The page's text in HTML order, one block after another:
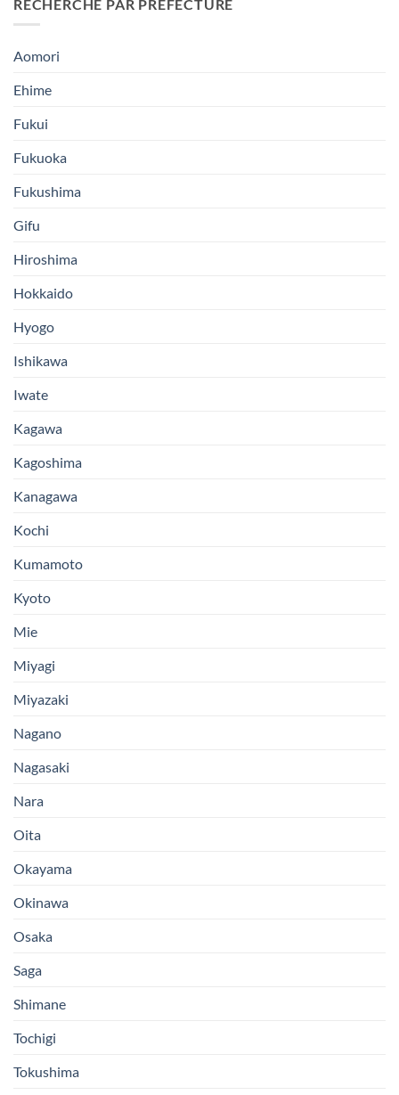
RECHERCHE PAR PRÉFÉCTURE
Aomori
Ehime
Fukui
Fukuoka
Fukushima
Gifu
Hiroshima
Hokkaido
Hyogo
Ishikawa
Iwate
Kagawa
Kagoshima
Kanagawa
Kochi
Kumamoto
Kyoto
Mie
Miyagi
Miyazaki
Nagano
Nagasaki
Nara
Oita
Okayama
Okinawa
Osaka
Saga
Shimane
Tochigi
Tokushima